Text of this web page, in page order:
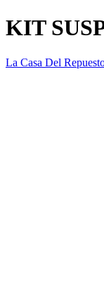
KIT
La Casa Del